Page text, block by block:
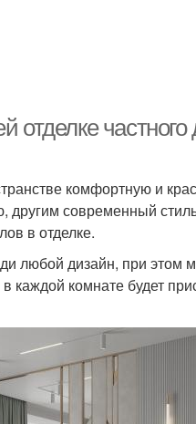
частного
комфортную и
другим современный
в отделке.
любой дизайн, при этом
комнате будет